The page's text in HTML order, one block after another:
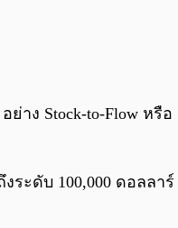
อย่าง Stock-to-Flow หรื
ระดับ 100,000 ดอลล